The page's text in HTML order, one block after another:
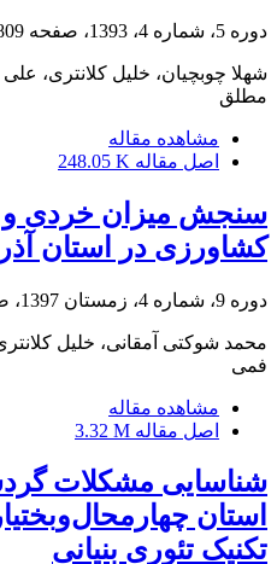
دوره 5، شماره 4، 1393، صفحه 826
شهلا چوبچیان، خلیل کلانتری،
مطلق
مشاهده مقاله
اصل مقاله 248.05 K
سنجش میزان خردی و
کشاورزی در استان
دوره 9، شماره 4، زمستان 1397، صفحه
محمد شوکتی آمقانی، خلیل
فمی
مشاهده مقاله
اصل مقاله 3.32 M
شناسایی مشکلات
استان
تکنیک تئوری بنیانی